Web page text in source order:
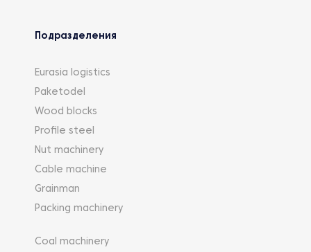
Подразделения
Eurasia logistics
Paketodel
Wood blocks
Profile steel
Nut machinery
Cable machine
Grainman
Packing machinery
Coal machinery